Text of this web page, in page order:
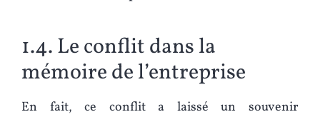
1.4. Le conflit dans la
mémoire de l’entreprise
En fait, ce conflit a laissé un souvenir